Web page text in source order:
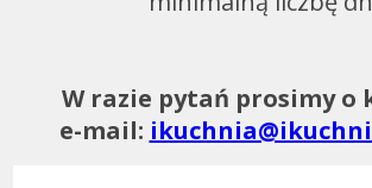
W razie pytań prosimy o
e-mail: